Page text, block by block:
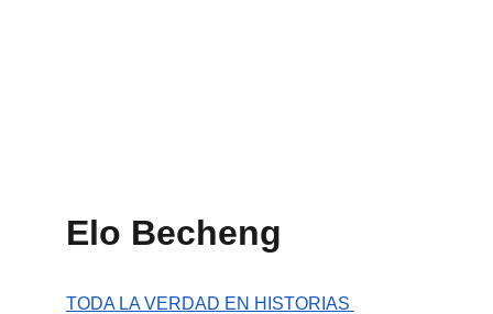
Elo Becheng
TODA LA VERDAD EN HISTORIAS